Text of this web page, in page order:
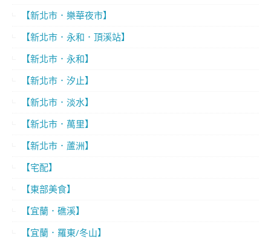
【新北市．樂華夜市】
【新北市．永和．頂溪站】
【新北市．永和】
【新北市．汐止】
【新北市．淡水】
【新北市．萬里】
【新北市．蘆洲】
【宅配】
【東部美食】
【宜蘭．礁溪】
【宜蘭．羅東/冬山】